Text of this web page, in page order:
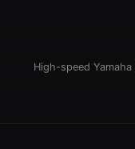
High-speed